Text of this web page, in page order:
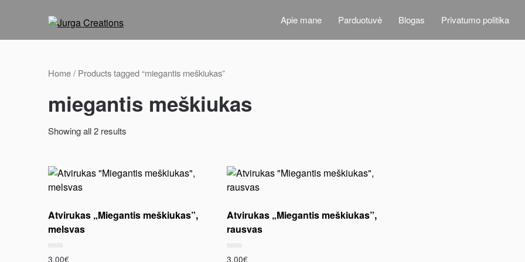
Apie mane Parduotuvė Blogas Privatumo politika
Home/ Products tagged “miegantis meškiukas”
miegantis meškiukas
Showing all 2 results
Atvirukas „Miegantis meškiukas”,
melsvas
Rated
3.00€
Atvirukas „Miegantis meškiukas”,
rausvas
Rated
3.00€